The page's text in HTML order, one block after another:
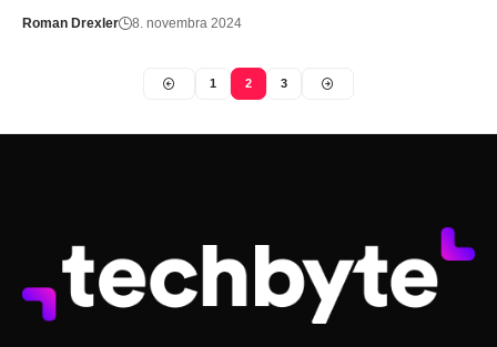
Roman Drexler 8. novembra 2024
1 2 3